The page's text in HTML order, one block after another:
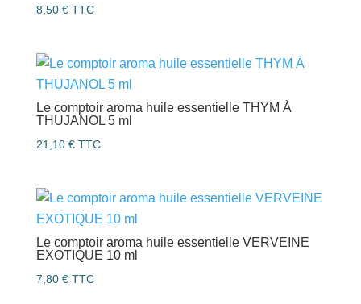
8,50 € TTC
Le comptoir aroma huile essentielle THYM À
THUJANOL 5 ml
21,10 € TTC
Le comptoir aroma huile essentielle VERVEINE
EXOTIQUE 10 ml
7,80 € TTC